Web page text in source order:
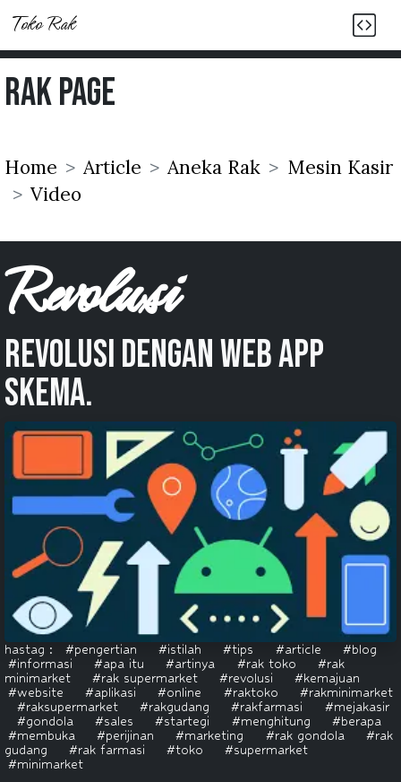
Toko Rak
Rak Page
Home Article Aneka Rak
Mesin Kasir
Video
Revolusi
Revolusi dengan web app
skema.
hastag : #pengertian #istilah #tips #article
#blog
#informasi
#apa itu #artinya #rak toko
#rak
minimarket
#rak supermarket #revolusi
#kemajuan
#website
#aplikasi #online #raktoko
#rakminimarket
#raksupermarket
#rakgudang #rakfarmasi
#mejakasir
#gondola
#sales #startegi #menghitung
#berapa
#membuka
#perijinan #marketing #rak gondola
#rak
gudang
#rak farmasi #toko
#supermarket
#minimarket